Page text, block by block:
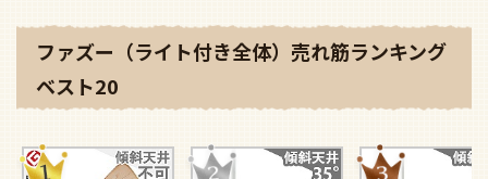
ファズー（ライト付き全体）売れ筋ランキング
ベスト20